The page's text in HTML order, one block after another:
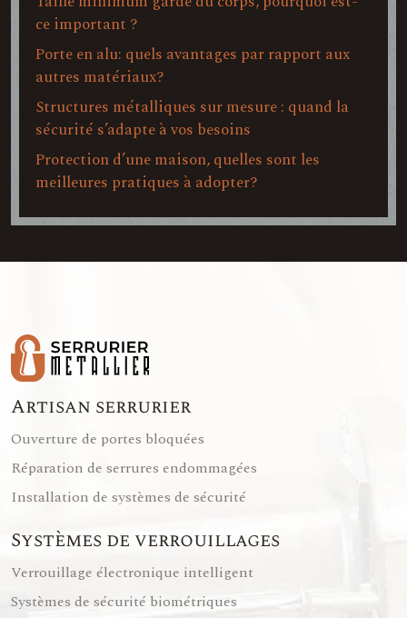
ce important ?
Porte en alu: quels avantages par rapport aux
autres matériaux?
Structures métalliques sur mesure : quand la
sécurité s’adapte à vos besoins
Protection d’une maison, quelles sont les
meilleures pratiques à adopter?
Artisan serrurier
Ouverture de portes bloquées
Réparation de serrures endommagées
Installation de systèmes de sécurité
Systèmes de verrouillages
Verrouillage électronique intelligent
Systèmes de sécurité biométriques